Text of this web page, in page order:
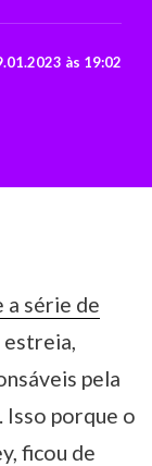
às 19:02
a série de
pela
Isso porque o
ficou de